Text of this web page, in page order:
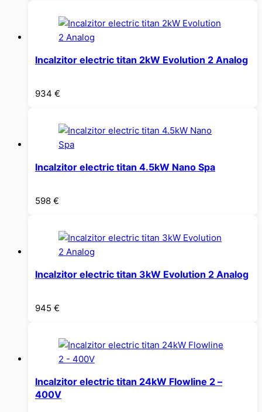
Incalzitor electric titan 2kW Evolution 2 Analog
934 €
Incalzitor electric titan 4.5kW Nano Spa
598 €
Incalzitor electric titan 3kW Evolution 2 Analog
945 €
Incalzitor electric titan 24kW Flowline 2 –
400V